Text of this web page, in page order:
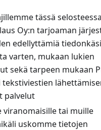
tässä
Oy:n tarjoaman
edellyttämiä
varten, mukaan lukien
sekä tarpeen mukaan
palvelut
viranomaisille tai muille
uskomme tietojen